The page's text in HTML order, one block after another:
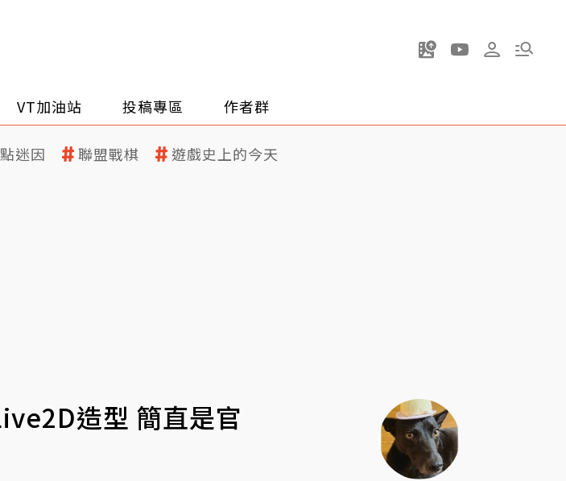
VT加油站 投稿專區 作者群
迷因 聯盟戰棋 遊戲史上的今天
造型 簡直是官